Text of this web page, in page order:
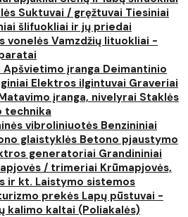
Suktuvai / gręžtuvai Tiesiniai
šlifuokliai ir jų priedai
vonelės Vamzdžių lituokliai -
Apšvietimo įranga Deimantinio
Elektros ilgintuvai Graveriai
įranga, nivelyrai Staklės
technika
vibroliniuotės Benzininiai
glaistyklės Betono pjaustymo
generatoriai Grandininiai
/ trimeriai Krūmapjovės,
ir kt. Laistymo sistemos
prekės Lapų pūstuvai -
kalimo kaltai (Poliakalės)